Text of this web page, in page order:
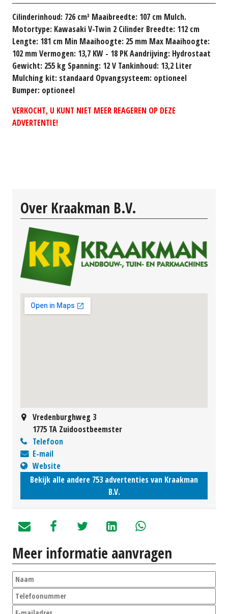
Cilinderinhoud: 726 cm³ Maaibreedte: 107 cm Mulch.
Motortype: Kawasaki V-Twin 2 Cilinder Breedte: 112 cm
Lengte: 181 cm Min Maaihoogte: 25 mm Max Maaihoogte:
102 mm Vermogen: 13,7 KW - 18 PK Aandrijving: Hydrostaat
Gewicht: 255 kg Spanning: 12 V Tankinhoud: 13,2 Liter
Mulching kit: standaard Opvangsysteem: optioneel
Bumper: optioneel
VERKOCHT, U KUNT NIET MEER REAGEREN OP DEZE
ADVERTENTIE!
Over Kraakman B.V.
Vredenburghweg 3
1775 TA Zuidoostbeemster
Telefoon
E-mail
Website
Bekijk alle andere 753 advertenties van Kraakman
B.V.
Meer informatie aanvragen